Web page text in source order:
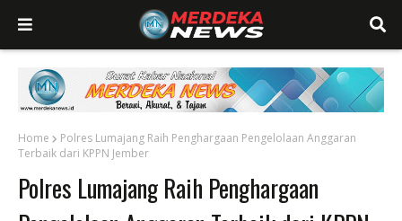
Home
Polres Lumajang Raih Penghargaan Pengelolaan Anggaran
Terbaik dari KPPN Jember
Polres Lumajang Raih Penghargaan